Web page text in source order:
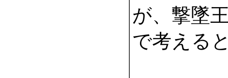
が、撃墜
で考える